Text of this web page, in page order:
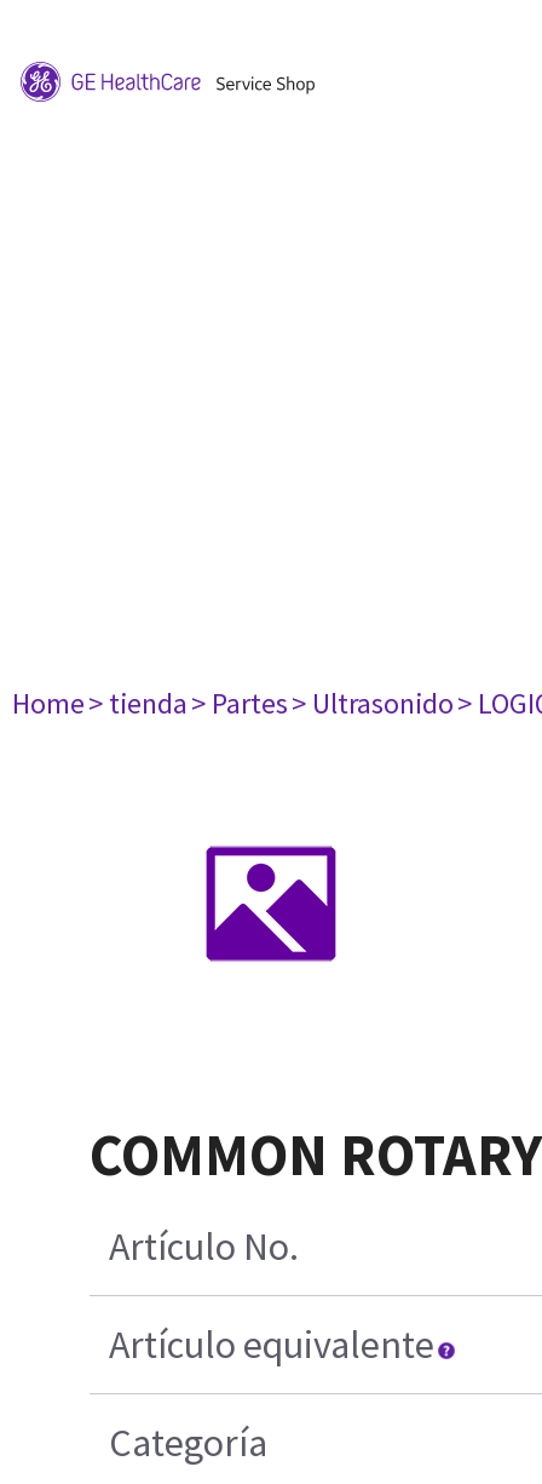
Home> tienda> Partes> Ultrasonido>
COMMON
Artículo No.
Artículo equivalente
Categoría